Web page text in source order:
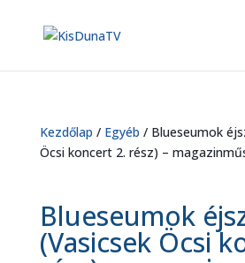
Kezdőlap / Egyéb / Blueseumok
Öcsi koncert 2. rész) –
Blueseumok
(Vasicsek Öcsi